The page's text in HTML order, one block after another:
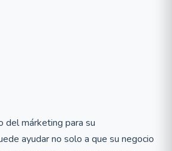
del márketing para su
ayudar no solo a que su negocio